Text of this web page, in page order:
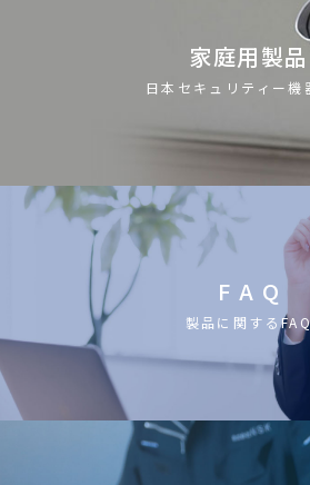
家庭用製品
日本セキュリティー機
F A Q
製品に関する